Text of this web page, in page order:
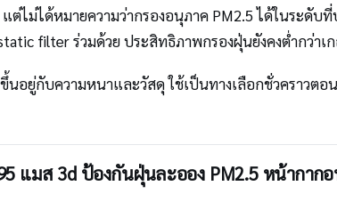
ม่ได้หมายความว่ากรองอนุภาค PM2.5 ได้ในระดับที่
filter ร่วมด้วย ประสิทธิภาพกรองฝุ่นยังคงต่ำกว่า
ขึ้นอยู่กับความหนาและวัสดุ ใช้เป็นทางเลือกชั่วคราวต
แมส 3d ป้องกันฝุ่นละออง PM2.5 หน้ากา